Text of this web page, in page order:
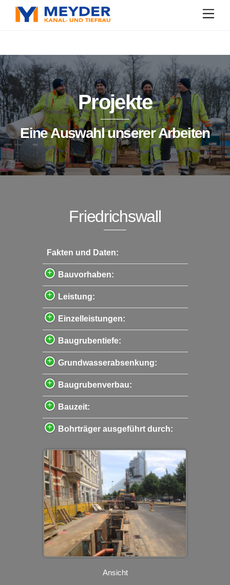
Skip
Projekte
Eine Auswahl unserer Arbeiten
Friedrichswall
Fakten und Daten:
Bauvorhaben:
Leistung:
Einzelleistungen:
Baugrubentiefe:
Grundwasserabsenkung:
Baugrubenverbau:
Bauzeit:
Bohrträger ausgeführt durch:
Ansicht